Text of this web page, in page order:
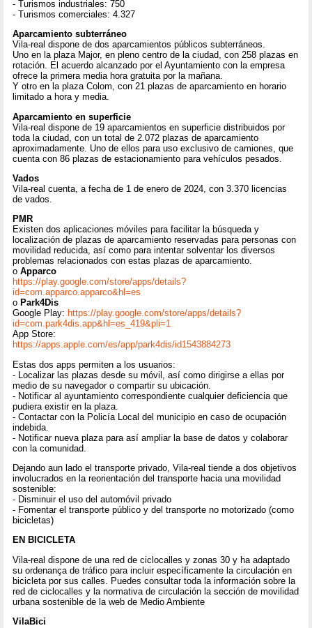
- Turismos industriales: 750
- Turismos comerciales: 4.327
Aparcamiento subterráneo
Vila-real dispone de dos aparcamientos públicos subterráneos.
Uno en la plaza Major, en pleno centro de la ciudad, con 258 plazas en
rotación. El acuerdo alcanzado por el Ayuntamiento con la empresa
ofrece la primera media hora gratuita por la mañana.
Y otro en la plaza Colom, con 21 plazas de aparcamiento en horario
limitado a hora y media.
Aparcamiento en superficie
Vila-real dispone de 19 aparcamientos en superficie distribuidos por
toda la ciudad, con un total de 2.072 plazas de aparcamiento
aproximadamente. Uno de ellos para uso exclusivo de camiones, que
cuenta con 86 plazas de estacionamiento para vehículos pesados.
Vados
Vila-real cuenta, a fecha de 1 de enero de 2024, con 3.370 licencias
de vados.
PMR
Existen dos aplicaciones móviles para facilitar la búsqueda y
localización de plazas de aparcamiento reservadas para personas con
movilidad reducida, así como para intentar solventar los diversos
problemas relacionados con estas plazas de aparcamiento.
oApparco
https://play.google.com/store/apps/details?
id=com.apparco.apparco&hl=es
o Park4Dis
Google Play: https://play.google.com/store/apps/details?
id=com.park4dis.app&hl=es_419&pli=1
App Store:
https://apps.apple.com/es/app/park4dis/id1543884273
Estas dos apps permiten a los usuarios:
- Localizar las plazas desde su móvil, así como dirigirse a ellas por
medio de su navegador o compartir su ubicación.
- Notificar al ayuntamiento correspondiente cualquier deficiencia que
pudiera existir en la plaza.
- Contactar con la Policía Local del municipio en caso de ocupación
indebida.
- Notificar nueva plaza para así ampliar la base de datos y colaborar
con la comunidad.
Dejando aun lado el transporte privado, Vila-real tiende a dos objetivos
involucrados en la reorientación del transporte hacia una movilidad
sostenible:
- Disminuir el uso del automóvil privado
- Fomentar el transporte público y del transporte no motorizado (como
bicicletas)
EN BICICLETA
Vila-real dispone de una red de ciclocalles y zonas 30 y ha adaptado
su ordenança de tráfico para incluir específicamente la circulación en
bicicleta por sus calles. Puedes consultar toda la información sobre la
red de ciclocalles y la normativa de circulación la sección de movilidad
urbana sostenible de la web de Medio Ambiente
VilaBici